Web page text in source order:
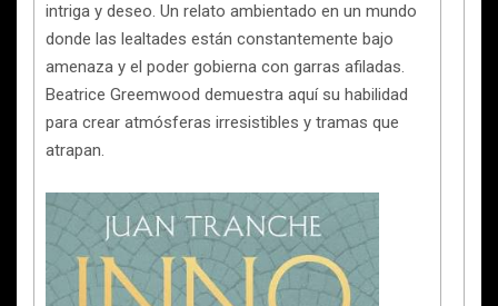
intriga y deseo. Un relato ambientado en un mundo
donde las lealtades están constantemente bajo
amenaza y el poder gobierna con garras afiladas.
Beatrice Greemwood demuestra aquí su habilidad
para crear atmósferas irresistibles y tramas que
atrapan.